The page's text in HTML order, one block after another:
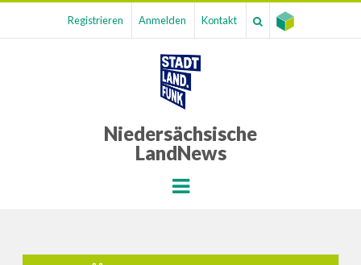
Registrieren Anmelden Kontakt
Niedersächsische
LandNews
Menu